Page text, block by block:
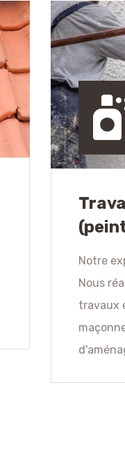
Notre
Nous
travaux